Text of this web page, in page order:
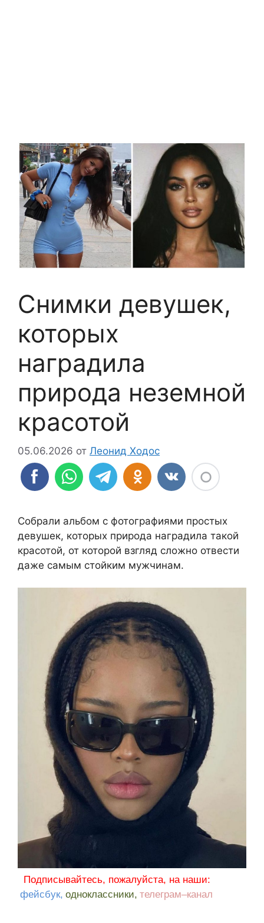
Снимки девушек,
которых
наградила
природа неземной
красотой
05.06.2026 от Леонид Ходос
Собрали альбом с фотографиями простых
девушек, которых природа наградила такой
красотой, от которой взгляд сложно отвести
даже самым стойким мужчинам.
Подписывайтесь, пожалуйста, на наши:
фейсбук, одноклассники, телеграм–канал